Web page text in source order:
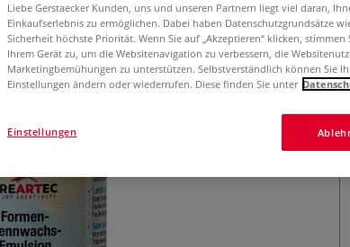
Liebe Gerstaecker Kunden, uns und unseren Partnern liegt viel daran,
Einkaufserlebnis zu ermöglichen. Dabei haben Datenschutzgrundsätze
Sicherheit höchste Priorität. Wenn Sie auf „Akzeptieren“ klicken,
Ihrem Gerät zu, um die Websitenavigation zu verbessern, die
Marketingbemühungen zu unterstützen. Selbstverständlich können Sie
Einstellungen ändern oder wiederrufen. Diese finden Sie unter
Einstellungen